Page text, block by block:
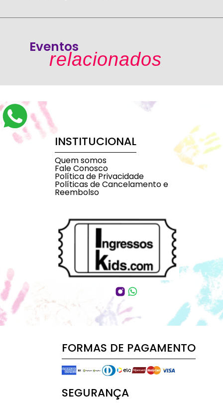
Eventos
relacionados
INSTITUCIONAL
Quem somos
Fale Conosco
Política de Privacidade
Políticas de Cancelamento e
Reembolso
FORMAS DE PAGAMENTO
SEGURANÇA